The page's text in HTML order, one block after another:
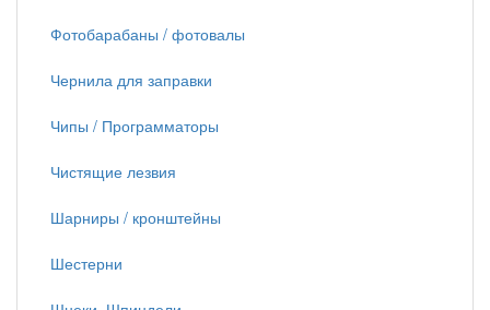
Фотобарабаны / фотовалы
Чернила для заправки
Чипы / Программаторы
Чистящие лезвия
Шарниры / кронштейны
Шестерни